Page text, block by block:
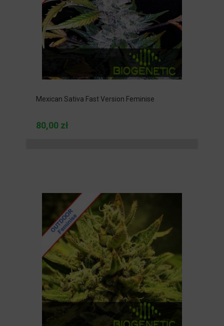
Mexican Sativa Fast Version Feminise
80,00 zł